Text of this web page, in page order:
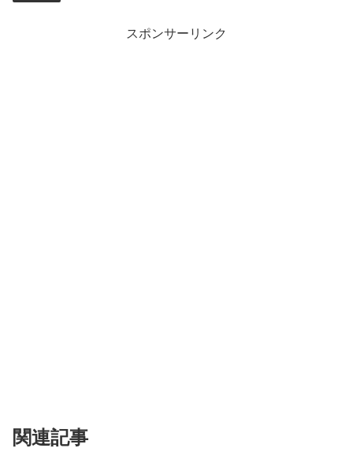
スポンサーリンク
関連記事